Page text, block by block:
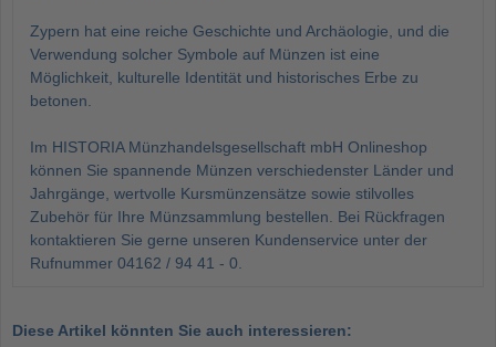
Zypern hat eine reiche Geschichte und Archäologie, und die
Verwendung solcher Symbole auf Münzen ist eine
Möglichkeit, kulturelle Identität und historisches Erbe zu
betonen.
Im HISTORIA Münzhandelsgesellschaft mbH Onlineshop
können Sie spannende Münzen verschiedenster Länder und
Jahrgänge, wertvolle Kursmünzensätze sowie stilvolles
Zubehör für Ihre Münzsammlung bestellen. Bei Rückfragen
kontaktieren Sie gerne unseren Kundenservice unter der
Rufnummer 04162 / 94 41 - 0.
Diese Artikel könnten Sie auch interessieren: